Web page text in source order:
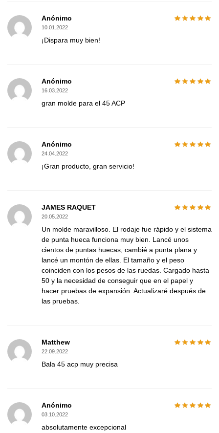
Anónimo
10.01.2022
¡Dispara muy bien!
Anónimo
16.03.2022
gran molde para el 45 ACP
Anónimo
24.04.2022
¡Gran producto, gran servicio!
JAMES RAQUET
20.05.2022
Un molde maravilloso. El rodaje fue rápido y el sistema
de punta hueca funciona muy bien. Lancé unos
cientos de puntas huecas, cambié a punta plana y
lancé un montón de ellas. El tamaño y el peso
coinciden con los pesos de las ruedas. Cargado hasta
50 y la necesidad de conseguir que en el papel y
hacer pruebas de expansión. Actualizaré después de
las pruebas.
Matthew
22.09.2022
Bala 45 acp muy precisa
Anónimo
03.10.2022
absolutamente excepcional